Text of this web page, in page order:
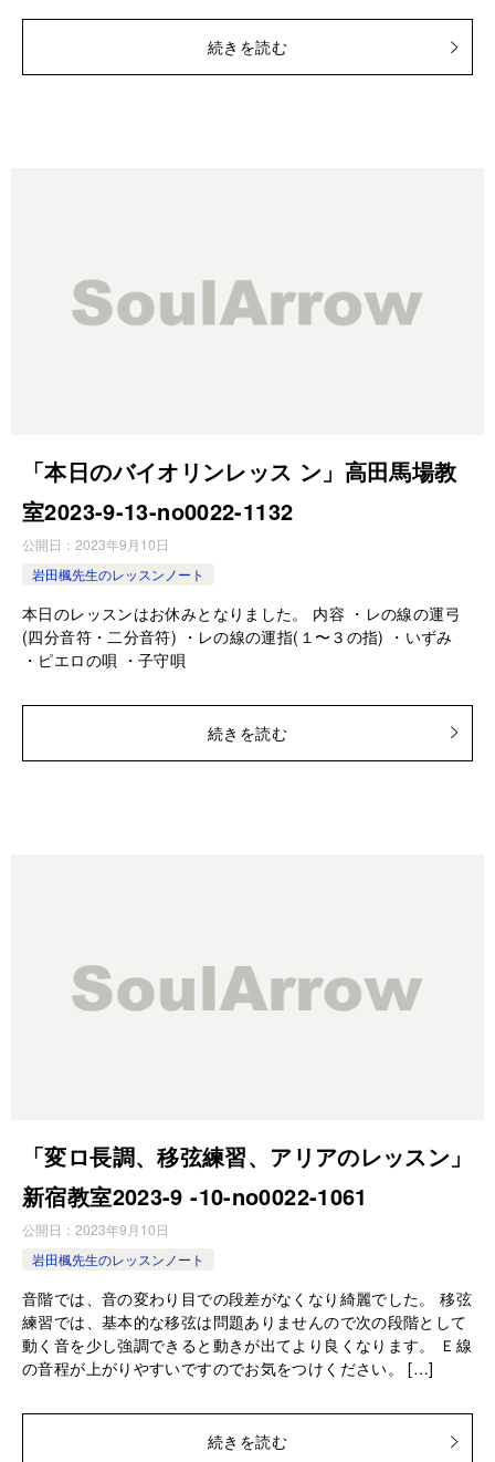
続きを読む
「本日のバイオリンレッス ン」高田馬場教
室2023-9-13-no0022-1132
公開日： 2023年9月10日
岩田楓先生のレッスンノート
本日のレッスンはお休みとなりました。 内容 ・レの線の運弓
(四分音符・二分音符) ・レの線の運指(１〜３の指) ・いずみ
・ピエロの唄 ・子守唄
続きを読む
「変ロ長調、移弦練習、アリアのレッスン」
新宿教室2023-9 -10-no0022-1061
公開日： 2023年9月10日
岩田楓先生のレッスンノート
音階では、音の変わり目での段差がなくなり綺麗でした。 移弦
練習では、基本的な移弦は問題ありませんので次の段階として
動く音を少し強調できると動きが出てより良くなります。 Ｅ線
の音程が上がりやすいですのでお気をつけください。 […]
続きを読む